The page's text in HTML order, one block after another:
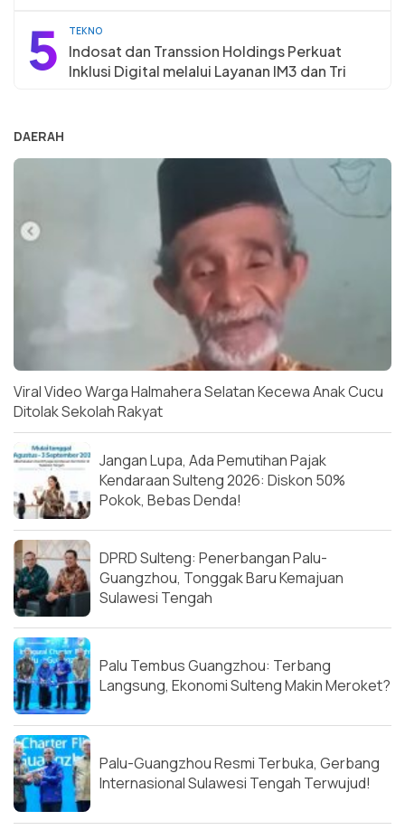
5 TEKNO
Indosat dan Transsion Holdings Perkuat
Inklusi Digital melalui Layanan IM3 dan Tri
DAERAH
Viral Video Warga Halmahera Selatan Kecewa Anak Cucu
Ditolak Sekolah Rakyat
Jangan Lupa, Ada Pemutihan Pajak
Kendaraan Sulteng 2026: Diskon 50%
Pokok, Bebas Denda!
DPRD Sulteng: Penerbangan Palu-
Guangzhou, Tonggak Baru Kemajuan
Sulawesi Tengah
Palu Tembus Guangzhou: Terbang
Langsung, Ekonomi Sulteng Makin Meroket?
Palu-Guangzhou Resmi Terbuka, Gerbang
Internasional Sulawesi Tengah Terwujud!